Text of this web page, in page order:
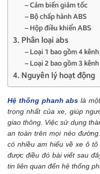
– Cảm biến giảm tốc
– Bộ chấp hành ABS
– Hộp điều khiển ABS
3. Phân loại abs
– Loại 1 bao gồm 4
– Loại 2 bao gồm 3
4. Nguyên lý hoạt động
Hệ thống phanh abs là
trọng nhất của xe, giúp
giao thông. Việc sử dụng
an toàn trên mọi nẻo
có nhiều am hiểu về xe ô
được điều đó bài viết sau
tin liên quan đến hệ thống